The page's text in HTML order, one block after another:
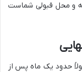
و محل قبولی شماست
حدود یک ماه پس از